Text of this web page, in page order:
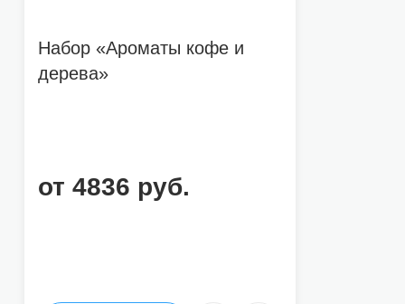
Набор «Ароматы кофе и
дерева»
от 4836 руб.